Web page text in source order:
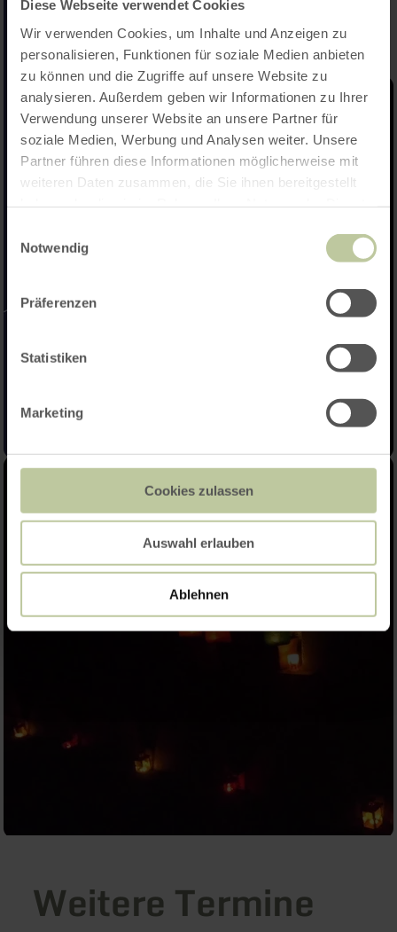
Diese Webseite verwendet Cookies
Wir verwenden Cookies, um Inhalte und Anzeigen zu
personalisieren, Funktionen für soziale Medien anbieten
zu können und die Zugriffe auf unsere Website zu
analysieren. Außerdem geben wir Informationen zu Ihrer
Verwendung unserer Website an unsere Partner für
soziale Medien, Werbung und Analysen weiter. Unsere
Partner führen diese Informationen möglicherweise mit
weiteren Daten zusammen, die Sie ihnen bereitgestellt
Notwendig
Präferenzen
Statistiken
Marketing
Cookies zulassen
Auswahl erlauben
Ablehnen
Weitere Termine